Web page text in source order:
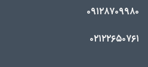
۰۹۱۲۸۷۰۹۹۸۰
۰۲۱۲۲۶۵۰۷۶۱